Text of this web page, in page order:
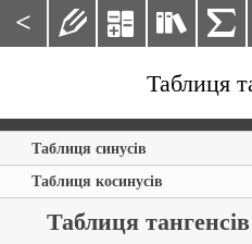
<    
Таблиця
Таблиця синусів
Таблиця косинусів
Таблиця тангенсів